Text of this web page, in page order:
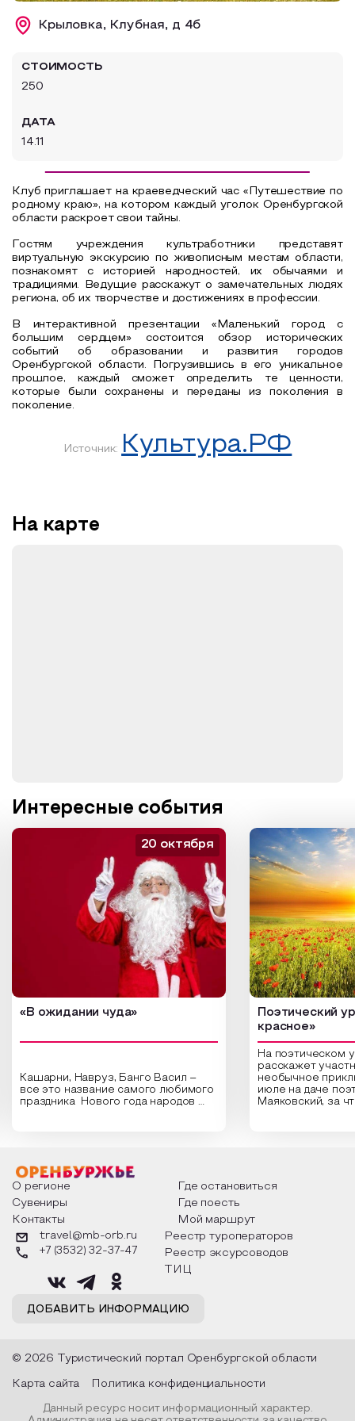
Образовательный туризм
Крыловка, Клубная, д 4б
СТОИМОСТЬ
250
ДАТА
14.11
Клубприглашает на краеведческий час «Путешествие по
родному краю», на котором каждый уголок Оренбургской
области раскроет свои тайны.
остям учреждения культработники представят
виртуальную экскурсию по живописным местам области,
познакомят с историей народностей, их обычаями и
традициями. Ведущие расскажут о замечательных людях
региона, об их творчестве и достижениях в профессии.
В интерактивной презентации «Маленький город с
большим сердцем» состоится обзор исторических
событий об образовании и развития городов
Оренбургской области. Погрузившись в его уникальное
прошлое, каждый сможет определить те ценности,
которые были сохранены и переданы из поколения в
поколение.
Источник: Культура.РФ
На карте
Интересные события
«В ожидании чуда»
Кашарни, Навруз, Банго Васил –
все это название самого любимого
праздника Нового года народов
о том, как встречают новый год в
разных уголках страны, какие
обряды совершают на удачу и
благополучие, в чем схожи и
различаются традиции. Кто такой
Дед Мороз и откуда он пришел, как
его называют в разных уголках
страны и как появились елочные
20 октября
Поэтический
красное»
На поэтическом
расскажет
необычное
июле на даче
Маяковский, за
Твардовского и
каждой строчке
восхищение
яркому времени
О регионе
Где остановиться
Сувениры
Где поесть
Контакты
Мой маршрут
ДОБАВИТЬ ИНФОРМАЦИЮ
travel@mb-orb.ru
+7 (3532) 32-37-47
Реестр туроператоров
Реестр эксурсоводов
ТИЦ
© 2026 Туристический портал Оренбургской области
Карта сайта Политика конфиденциальности
Данный ресурс носит информационный характер.